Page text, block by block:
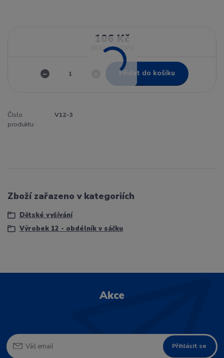
106 Kč
88 Kč bez DPH
Přidat do košíku
Číslo
produktu:
V12-3
Zboží zařazeno v kategoriích
Dětské vyšívání
Výrobek 12 - obdélník v sáčku
Akce
Přihlásit se